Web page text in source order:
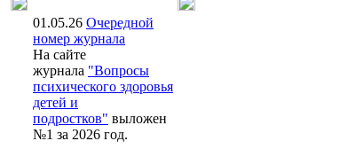
01.05.26 Очередной
номер журнала
На сайте
журнала "Вопросы
психического здоровья
детей и
подростков" выложен
№1 за 2026 год.